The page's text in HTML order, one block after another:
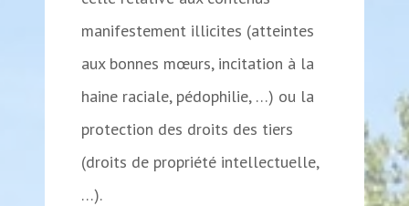
manifestement illicites (atteintes
aux bonnes mœurs, incitation à la
haine raciale, pédophilie, …) ou la
protection des droits des tiers
(droits de propriété intellectuelle,
…).